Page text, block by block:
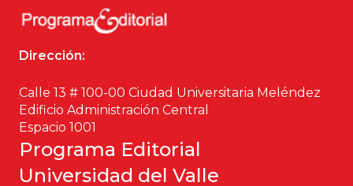
Dirección:
Calle 13 # 100-00 Ciudad Universitaria Meléndez
Edificio Administración Central
Espacio 1001
Programa Editorial
Universidad del Valle